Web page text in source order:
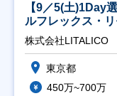
【9／5(土)1Day
ルフレックス・
株式会社LITALICO
東京都
450万~700万